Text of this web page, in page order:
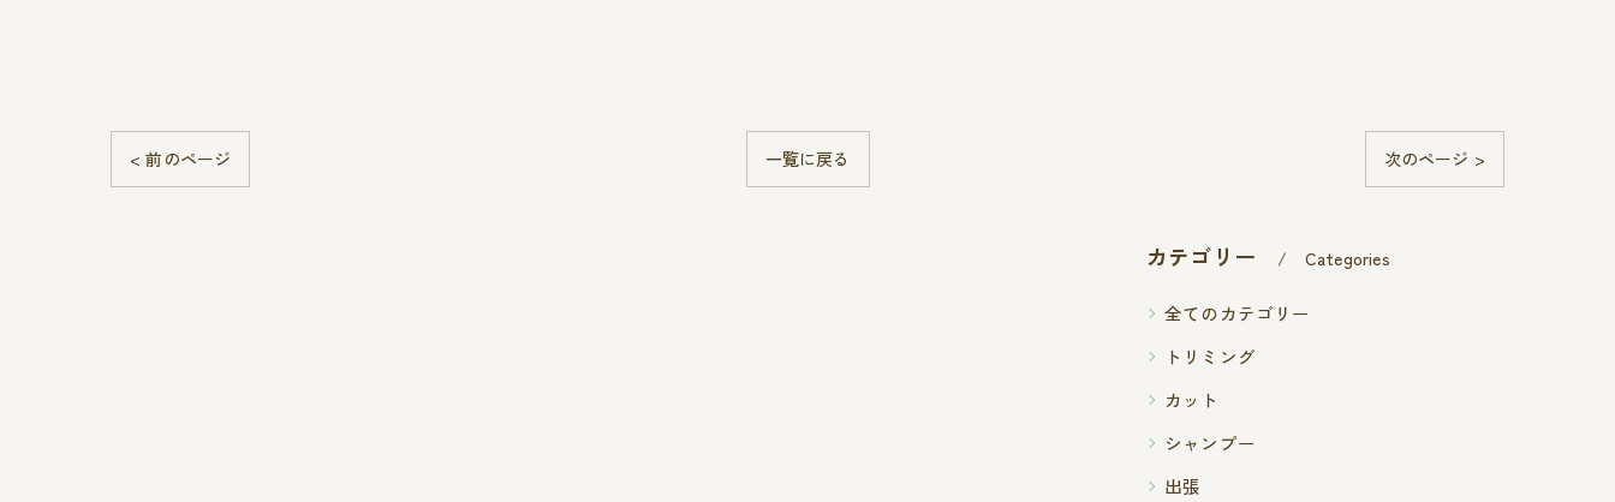
< 前のページ 一覧に戻る 次のページ >
カテゴリー Categories
全てのカテゴリー
トリミング
カット
シャンプー
出張